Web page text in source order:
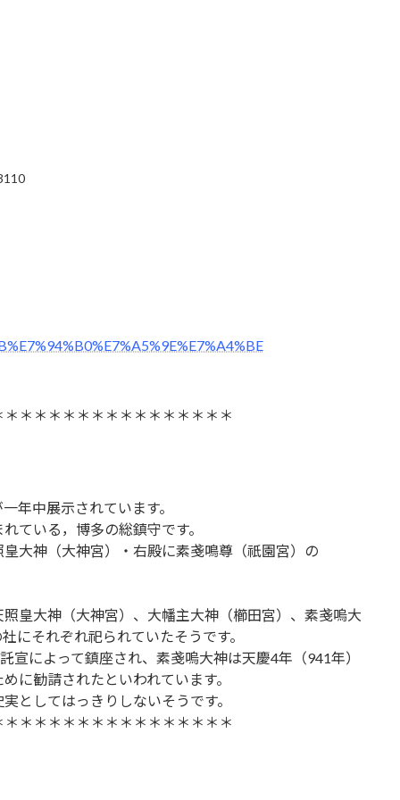
＊＊＊＊＊＊＊＊＊＊＊＊＊＊＊
年中展示されています。
ている，博多の総鎮守です。
大神（大神宮）・右殿に素戔鳴尊（祇園宮）の
皇大神（大神宮）、大幡主大神（櫛田宮）、素戔嗚大
にそれぞれ祀られていたそうです。
宣によって鎮座され、素戔嗚大神は天慶4年（941年）
に勧請されたといわれています。
としてはっきりしないそうです。
＊＊＊＊＊＊＊＊＊＊＊＊＊＊＊